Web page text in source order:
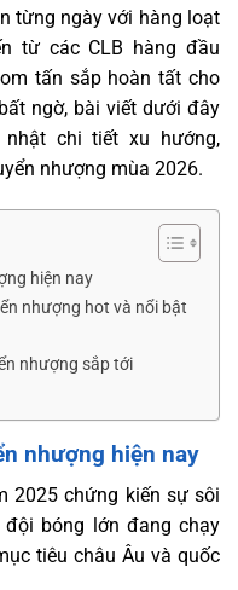
từng ngày với hàng loạt
từ các CLB hàng đầu
tấn sắp hoàn tất cho
ngờ, bài viết dưới đây
chi tiết xu hướng,
nhượng mùa 2026.
hiện nay
nhượng hot và nổi bật
nhượng sắp tới
nhượng hiện nay
2025 chứng kiến sự sôi
bóng lớn đang chạy
tiêu châu Âu và quốc